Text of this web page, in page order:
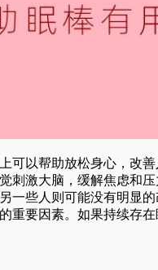
可以帮助放松身心，改
刺激大脑，缓解焦虑和
一些人则可能没有明显
重要因素。如果持续存